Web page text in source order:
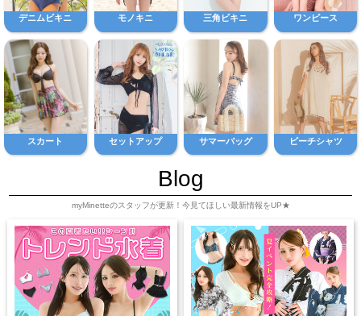
デニムビキニ モノキニ 三角ビキニ ワンピース
スカート セットアップ サマーバッグ ビーチシャツ
Blog
myMinetteのスタッフが更新！今見てほしい最新情報をUP★